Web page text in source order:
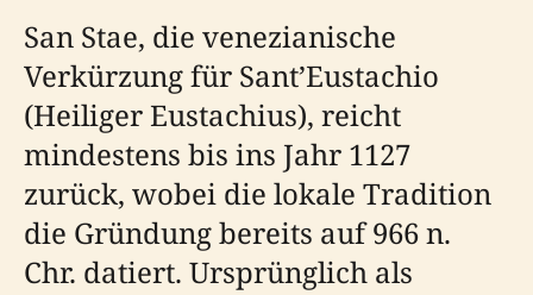
San Stae, die venezianische
Verkürzung für Sant’Eustachio
(Heiliger Eustachius), reicht
mindestens bis ins Jahr 1127
zurück, wobei die lokale Tradition
die Gründung bereits auf 966 n.
Chr. datiert. Ursprünglich als